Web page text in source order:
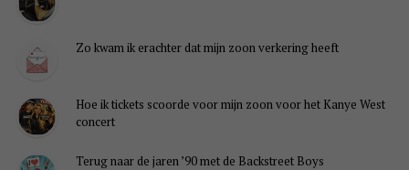
Zo kwam ik erachter dat mijn zoon verkering heeft
Hoe ik tickets scoorde voor mijn zoon voor het Kanye West
concert
Terug naar de jaren ’90 met de Backstreet Boys